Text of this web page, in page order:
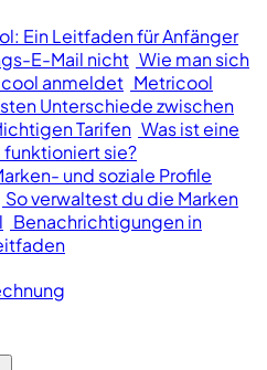
Ein Leitfaden für Anfänger
E-Mail nicht Wie man sich
anmeldet Metricool
Unterschiede zwischen
Tarifen Was ist eine
funktioniert sie?
und soziale Profile
So verwaltest du die Marken
Benachrichtigungen in